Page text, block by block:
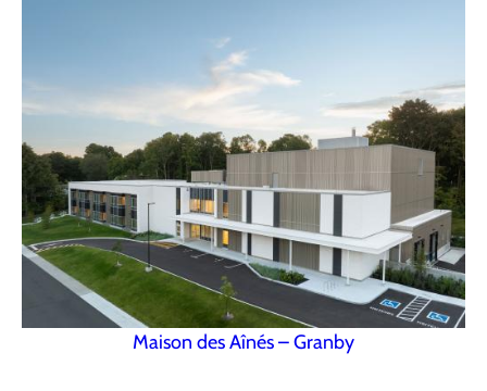
Maison des Aînés – Granby